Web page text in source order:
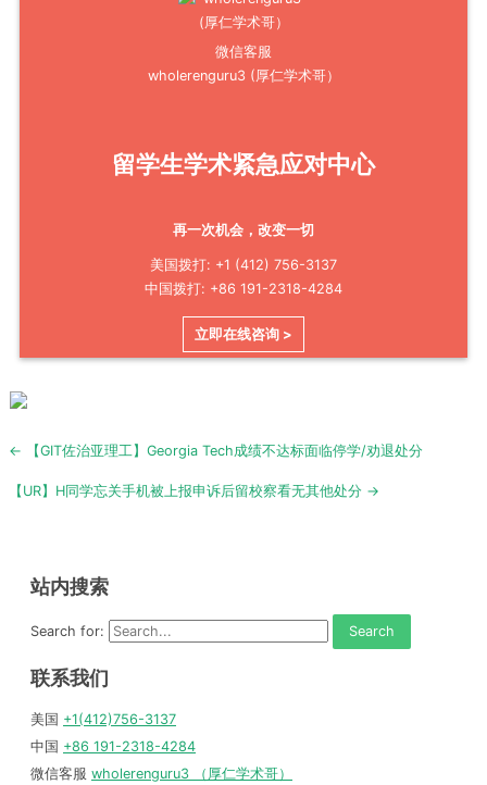
微信客服
wholerenguru3 (厚仁学术哥）
留学生学术紧急应对中心
再一次机会，改变一切
美国拨打: +1 (412) 756-3137
中国拨打: +86 191-2318-4284
立即在线咨询 >
Post
← 【GIT佐治亚理工】Georgia Tech成绩不达标面临停学/劝退处分
【UR】H同学忘关手机被上报申诉后留校察看无其他处分 →
站内搜索
Search for:
联系我们
美国 +1(412)756-3137
中国 +86 191-2318-4284
微信客服 wholerenguru3 （厚仁学术哥）